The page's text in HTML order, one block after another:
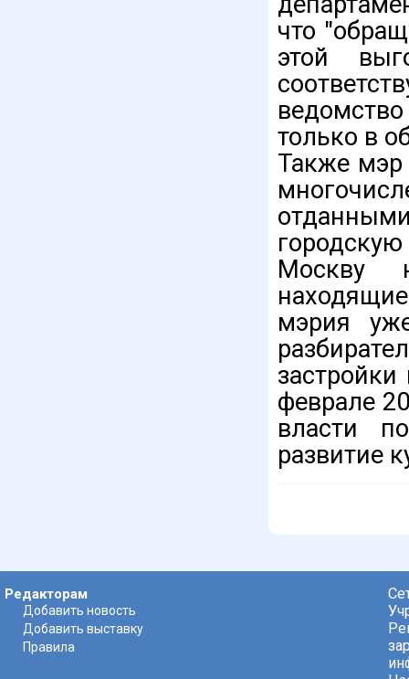
что
этой
только в
Также
городскую
Москву
мэрия
феврале
власти
развитие
Редакторам
Добавить новость
Добавить выставку
Правила